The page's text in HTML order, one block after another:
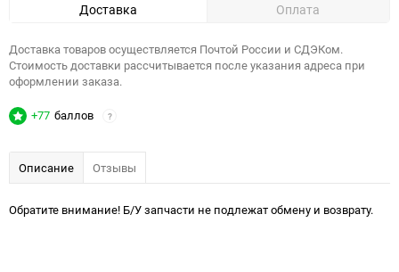
Доставка Оплата
Доставка товаров осуществляется Почтой России и СДЭКом.
Стоимость доставки рассчитывается после указания адреса при
оформлении заказа.
+77 баллов ?
Описание Отзывы
Обратите внимание! Б/У запчасти не подлежат обмену и возврату.